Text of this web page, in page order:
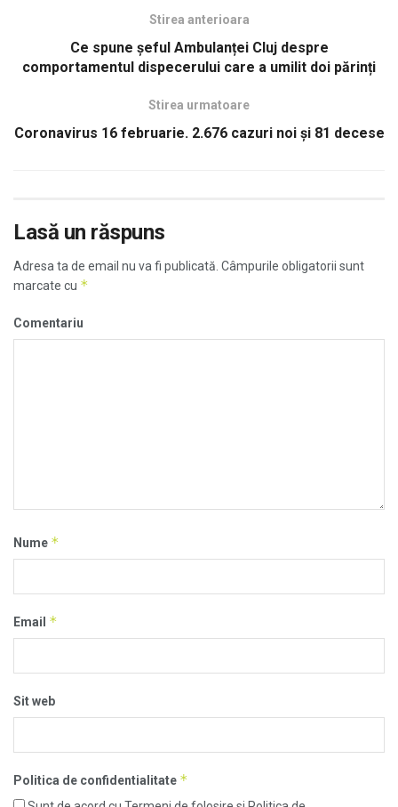
Stirea anterioara
Ce spune şeful Ambulanței Cluj despre
comportamentul dispecerului care a umilit doi părinți
Stirea urmatoare
Coronavirus 16 februarie. 2.676 cazuri noi și 81 decese
Lasă un răspuns
Adresa ta de email nu va fi publicată. Câmpurile obligatorii sunt
marcate cu *
Comentariu
Nume *
Email *
Sit web
Politica de confidentialitate *